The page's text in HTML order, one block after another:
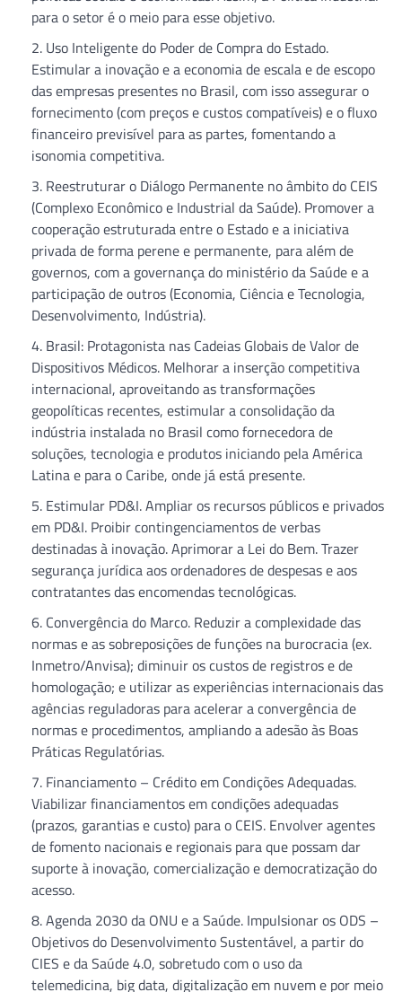
para o setor é o meio para esse objetivo.
Uso Inteligente do Poder de Compra do Estado.
Estimular a inovação e a economia de escala e de escopo
das empresas presentes no Brasil, com isso assegurar o
fornecimento (com preços e custos compatíveis) e o fluxo
financeiro previsível para as partes, fomentando a
isonomia competitiva.
Reestruturar o Diálogo Permanente no âmbito do CEIS
(Complexo Econômico e Industrial da Saúde). Promover a
cooperação estruturada entre o Estado e a iniciativa
privada de forma perene e permanente, para além de
governos, com a governança do ministério da Saúde e a
participação de outros (Economia, Ciência e Tecnologia,
Desenvolvimento, Indústria).
Brasil: Protagonista nas Cadeias Globais de Valor de
Dispositivos Médicos. Melhorar a inserção competitiva
internacional, aproveitando as transformações
geopolíticas recentes, estimular a consolidação da
indústria instalada no Brasil como fornecedora de
soluções, tecnologia e produtos iniciando pela América
Latina e para o Caribe, onde já está presente.
Estimular PD&I. Ampliar os recursos públicos e privados
em PD&I. Proibir contingenciamentos de verbas
destinadas à inovação. Aprimorar a Lei do Bem. Trazer
segurança jurídica aos ordenadores de despesas e aos
contratantes das encomendas tecnológicas.
Convergência do Marco. Reduzir a complexidade das
normas e as sobreposições de funções na burocracia (ex.
Inmetro/Anvisa); diminuir os custos de registros e de
homologação; e utilizar as experiências internacionais das
agências reguladoras para acelerar a convergência de
normas e procedimentos, ampliando a adesão às Boas
Práticas Regulatórias.
Financiamento – Crédito em Condições Adequadas.
Viabilizar financiamentos em condições adequadas
(prazos, garantias e custo) para o CEIS. Envolver agentes
de fomento nacionais e regionais para que possam dar
suporte à inovação, comercialização e democratização do
acesso.
Agenda 2030 da ONU e a Saúde. Impulsionar os ODS –
Objetivos do Desenvolvimento Sustentável, a partir do
CIES e da Saúde 4.0, sobretudo com o uso da
telemedicina, big data, digitalização em nuvem e por meio